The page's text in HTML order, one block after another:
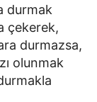
durmak
çekerek,
durmazsa,
olunmak